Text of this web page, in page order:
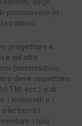
promuovere la
catena
progettare e
e ad alte
(aeronautica,
deve rispettare
ecc.) e di
i materiali e i
elettronici
i loro